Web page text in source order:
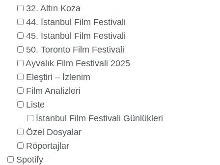
32. Altın Koza
44. İstanbul Film Festivali
45. İstanbul Film Festivali
50. Toronto Film Festivali
Ayvalık Film Festivali 2025
Eleştiri – İzlenim
Film Analizleri
Liste
İstanbul Film Festivali Günlükleri
Özel Dosyalar
Röportajlar
Spotify